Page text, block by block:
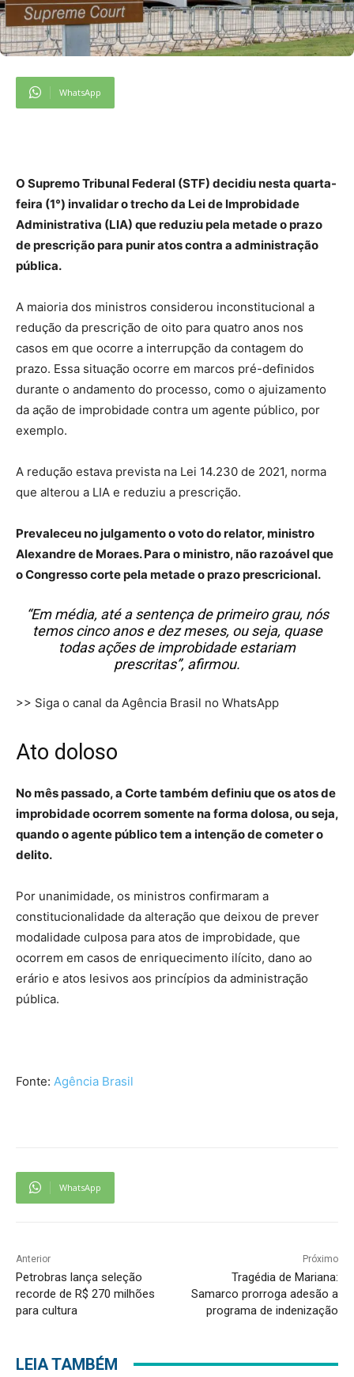
WhatsApp
O Supremo Tribunal Federal (STF) decidiu nesta quarta-
feira (1°) invalidar o trecho da Lei de Improbidade
Administrativa (LIA) que reduziu pela metade o prazo
de prescrição para punir atos contra a administração
pública.
A maioria dos ministros considerou inconstitucional a
redução da prescrição de oito para quatro anos nos
casos em que ocorre a interrupção da contagem do
prazo. Essa situação ocorre em marcos pré-definidos
durante o andamento do processo, como o ajuizamento
da ação de improbidade contra um agente público, por
exemplo.
A redução estava prevista na Lei 14.230 de 2021, norma
que alterou a LIA e reduziu a prescrição.
Prevaleceu no julgamento o voto do relator, ministro
Alexandre de Moraes. Para o ministro, não razoável que
o Congresso corte pela metade o prazo prescricional.
“Em média, até a sentença de primeiro grau, nós
temos cinco anos e dez meses, ou seja, quase
todas ações de improbidade estariam
prescritas”, afirmou.
>> Siga o canal da Agência Brasil no WhatsApp
Ato doloso
No mês passado, a Corte também definiu que os atos de
improbidade ocorrem somente na forma dolosa, ou seja,
quando o agente público tem a intenção de cometer o
delito.
Por unanimidade, os ministros confirmaram a
constitucionalidade da alteração que deixou de prever
modalidade culposa para atos de improbidade, que
ocorrem em casos de enriquecimento ilícito, dano ao
erário e atos lesivos aos princípios da administração
pública.
Fonte: Agência Brasil
WhatsApp
Anterior
Petrobras lança seleção
recorde de R$ 270 milhões
para cultura
Próximo
Tragédia de Mariana:
Samarco prorroga adesão a
programa de indenização
LEIA TAMBÉM